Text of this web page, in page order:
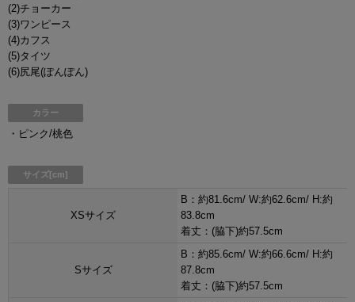
(2)チョーカー
(3)ワンピース
(4)カフス
(5)タイツ
(6)尻尾(ぽんぽん)
カラー
・ピンク/桃色
サイズ[cm]
XSサイズ
B：約81.6cm/ W:約62.6cm/ H:約
83.8cm
着丈：(脇下)約57.5cm
Sサイズ
B：約85.6cm/ W:約66.6cm/ H:約
87.8cm
着丈：(脇下)約57.5cm